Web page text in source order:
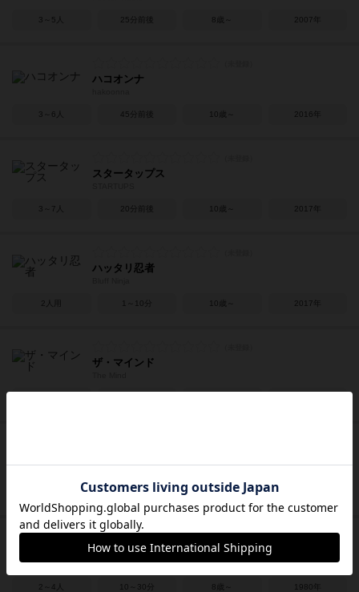
3～5人 25分前後 8歳～ 2007年
ハコオンナ
3～6人 45分前後 10歳～ 2016年
スタータップス
3～7人 20分前後 10歳～ 2017年
ハッタリ忍者
2人用 1～10分 10歳～ 2017年
ザ・マインド
10～20分 6歳～
ラミィキューブ
Rummikub
2～4人 10～30分 8歳～ 1980年